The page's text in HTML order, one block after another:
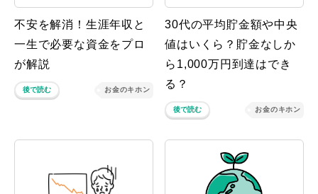
不安を解消！生涯年収と
一生で必要な資金をプロ
が解説
後で読む お金のキホン
30代の平均貯金額や中央
値はいくら？貯金なしか
ら1,000万円到達はでき
る？
後で読む お金のキホン